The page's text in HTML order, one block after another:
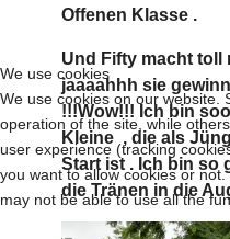
Offenen Klasse .
Und Fifty macht toll
jaaaahhh sie
!!!Wow!!! Ich bin
Kleine , die als
Start ist . Ich bin so
die Tränen in die
We use cookies
We use cookies on our website.
operation of the site, while
user experience (tracking
you want to allow cookies or
may not be able to use all the